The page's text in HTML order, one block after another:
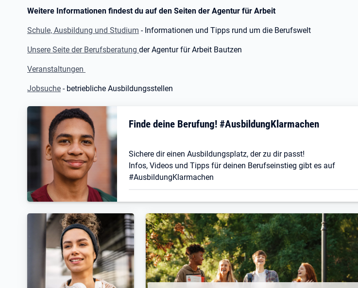
Weitere Informationen findest du auf den Seiten der Agentur für Arbeit
Schule, Ausbildung und Studium - Informationen und Tipps rund um die Berufswelt
Unsere Seite der Berufsberatung der Agentur für Arbeit Bautzen
Veranstaltungen
Jobsuche - betriebliche Ausbildungsstellen
Finde deine Berufung! #AusbildungKlarmachen
Sichere dir einen Ausbildungsplatz, der zu dir passt!
Infos, Videos und Tipps für deinen Berufseinstieg gibt es auf
#AusbildungKlarmachen